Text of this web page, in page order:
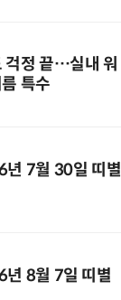
걱정 끝…실내 워
특수
년 7월 30일 띠별
8월 7일 띠별